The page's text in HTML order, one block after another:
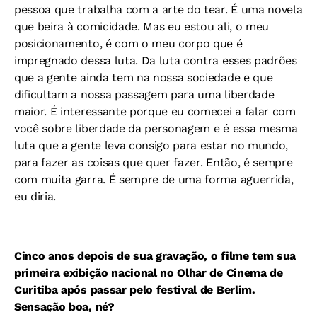
pessoa que trabalha com a arte do tear. É uma novela
que beira à comicidade. Mas eu estou ali, o meu
posicionamento, é com o meu corpo que é
impregnado dessa luta. Da luta contra esses padrões
que a gente ainda tem na nossa sociedade e que
dificultam a nossa passagem para uma liberdade
maior. É interessante porque eu comecei a falar com
você sobre liberdade da personagem e é essa mesma
luta que a gente leva consigo para estar no mundo,
para fazer as coisas que quer fazer. Então, é sempre
com muita garra. É sempre de uma forma aguerrida,
eu diria.
Cinco anos depois de sua gravação, o filme tem sua
primeira exibição nacional no Olhar de Cinema de
Curitiba após passar pelo festival de Berlim.
Sensação boa, né?